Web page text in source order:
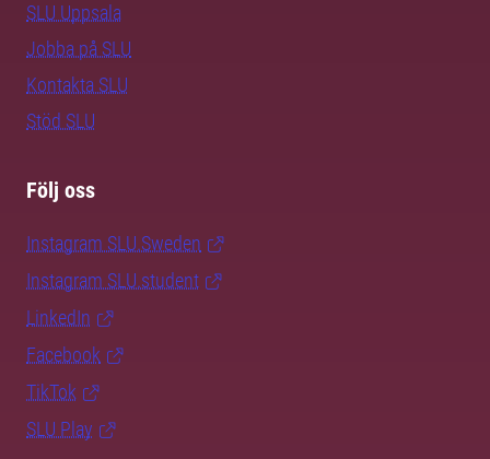
SLU Uppsala
Jobba på SLU
Kontakta SLU
Stöd SLU
Följ oss
Instagram SLU.Sweden
Instagram SLU.student
LinkedIn
Facebook
TikTok
SLU Play